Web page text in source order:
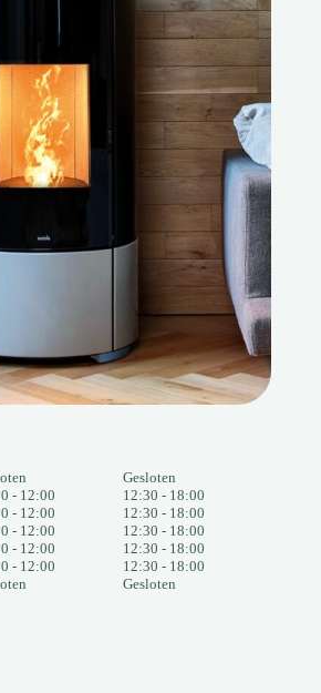
- 12:00
- 12:00
- 12:00
- 12:00
- 12:00
Gesloten
12:30 - 18:00
12:30 - 18:00
12:30 - 18:00
12:30 - 18:00
12:30 - 18:00
Gesloten